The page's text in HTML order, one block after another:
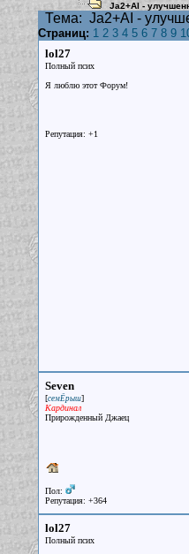
Ja2+AI -
Тема: Ja2+AI -
Страниц: 1 2 3 4 5 6 7 8 9
lol27
Полный псих
Я люблю этот Форум!
Репутация: +1
Seven
[семЁрыш]
Кардинал
Прирожденный Джаец
Пол:
Репутация: +364
lol27
Полный псих